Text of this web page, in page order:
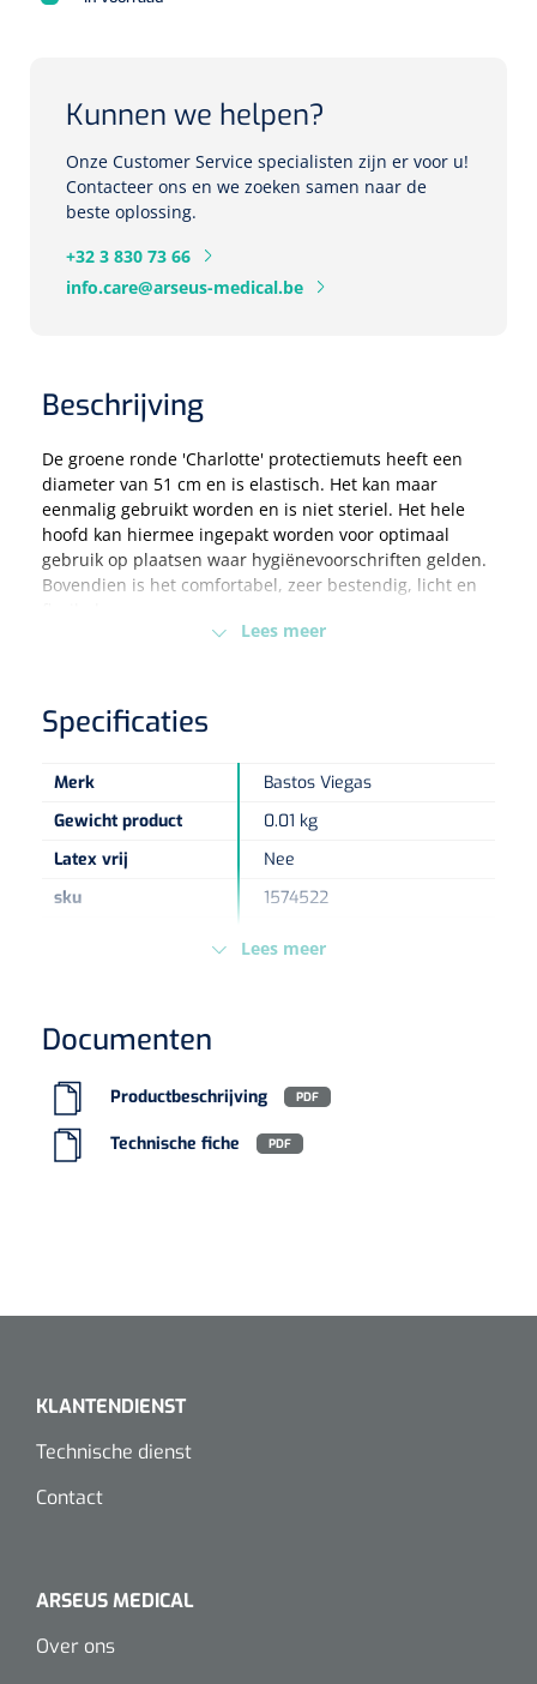
Ouderen Comfortzorg
Verpleegdekens
Warmtetherapie
Fixatiemateriaal
Aangepaste kledij
Diversen
Verzwaringsdekens
Eethulpmiddelen
Slabben
Borden
Drinkhulpmiddelen
Bekers
Koffiebekers
Douchebrancard
Wandbeugels
ECG's
Spirometers
Dopplers
Foetale dopplers
Foetale en Vasculaire dopplers
Lichtdiagnostiek
Colposcopen
Urologie
Nopa
Vaatklem Pean - zonder tanden - gebogen - 14 cm - 1 st
Deb Stoko
Kunnen we helpen?
Onze Customer Service specialisten zijn er voor u!
Contacteer ons en we zoeken samen naar de
beste oplossing.
+32 3 830 73 66
info.care@arseus-medical.be
Beschrijving
Lees meer
De groene ronde 'Charlotte' protectiemuts heeft een
diameter van 51 cm en is elastisch. Het kan maar
eenmalig gebruikt worden en is niet steriel. Het hele
hoofd kan hiermee ingepakt worden voor optimaal
gebruik op plaatsen waar hygiënevoorschriften gelden.
Bovendien is het comfortabel, zeer bestendig, licht en
Specificaties
Lees meer
Merk
Bastos Viegas
Gewicht product
0.01 kg
Latex vrij
Nee
sku
1574522
Europese
Regelgeving
Documenten
Productbeschrijving PDF
Technische fiche PDF
KLANTENDIENST
Technische dienst
Contact
ARSEUS MEDICAL
Over ons